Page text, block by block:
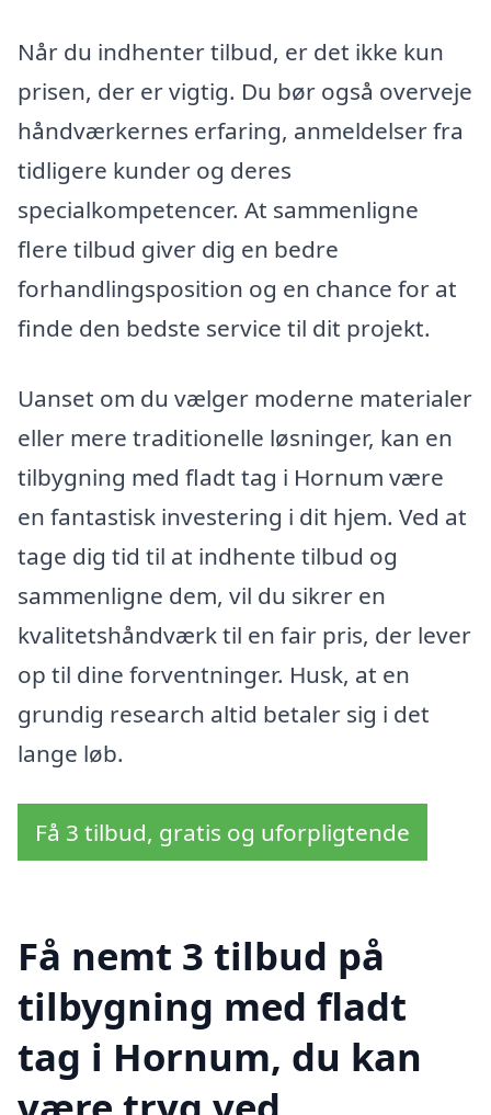
Når du indhenter tilbud, er det ikke kun
prisen, der er vigtig. Du bør også overveje
håndværkernes erfaring, anmeldelser fra
tidligere kunder og deres
specialkompetencer. At sammenligne
flere tilbud giver dig en bedre
forhandlingsposition og en chance for at
finde den bedste service til dit projekt.
Uanset om du vælger moderne materialer
eller mere traditionelle løsninger, kan en
tilbygning med fladt tag i Hornum være
en fantastisk investering i dit hjem. Ved at
tage dig tid til at indhente tilbud og
sammenligne dem, vil du sikrer en
kvalitetshåndværk til en fair pris, der lever
op til dine forventninger. Husk, at en
grundig research altid betaler sig i det
lange løb.
Få 3 tilbud, gratis og uforpligtende
Få nemt 3 tilbud på
tilbygning med fladt
tag i Hornum, du kan